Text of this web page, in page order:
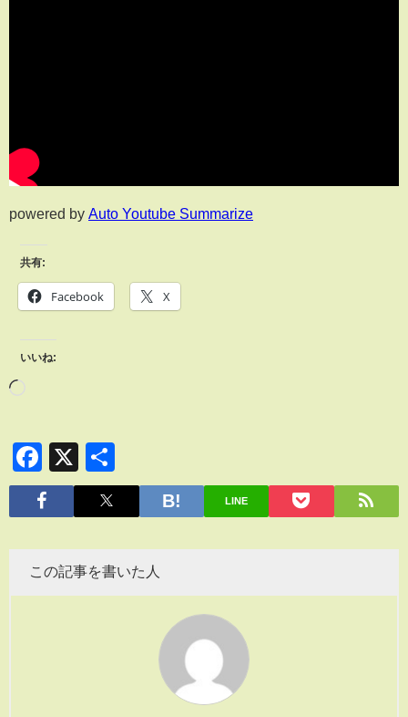
powered by Auto Youtube Summarize
共有:
Facebook X
いいね:
Facebook
X
有
LINE
この記事を書いた人